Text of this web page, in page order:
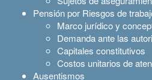
Pensión por Riesgos de
Marco jurídico y
Demanda ante las
Capitales constitutivos
Costos unitarios de
Ausentismos